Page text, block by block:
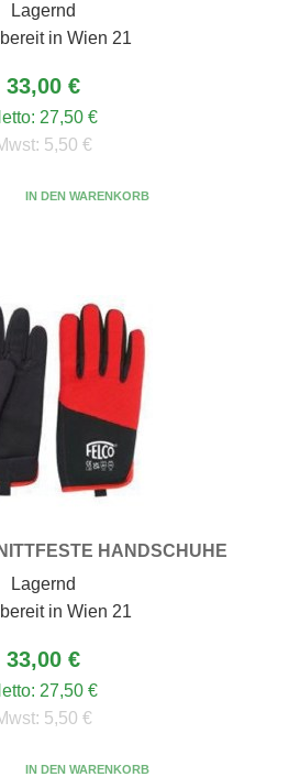
Lagernd
in Wien 21
33,00 €
27,50 €
5,50 €
IN DEN WARENKORB
HANDSCHUHE
Lagernd
in Wien 21
33,00 €
27,50 €
5,50 €
IN DEN WARENKORB